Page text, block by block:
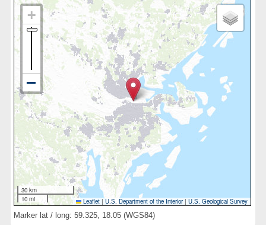
30 km
10 mi
Leaflet | U.S. Department of the Interior|U.S. Geological Survey
Marker lat / long: 59.325, 18.05 (WGS84)